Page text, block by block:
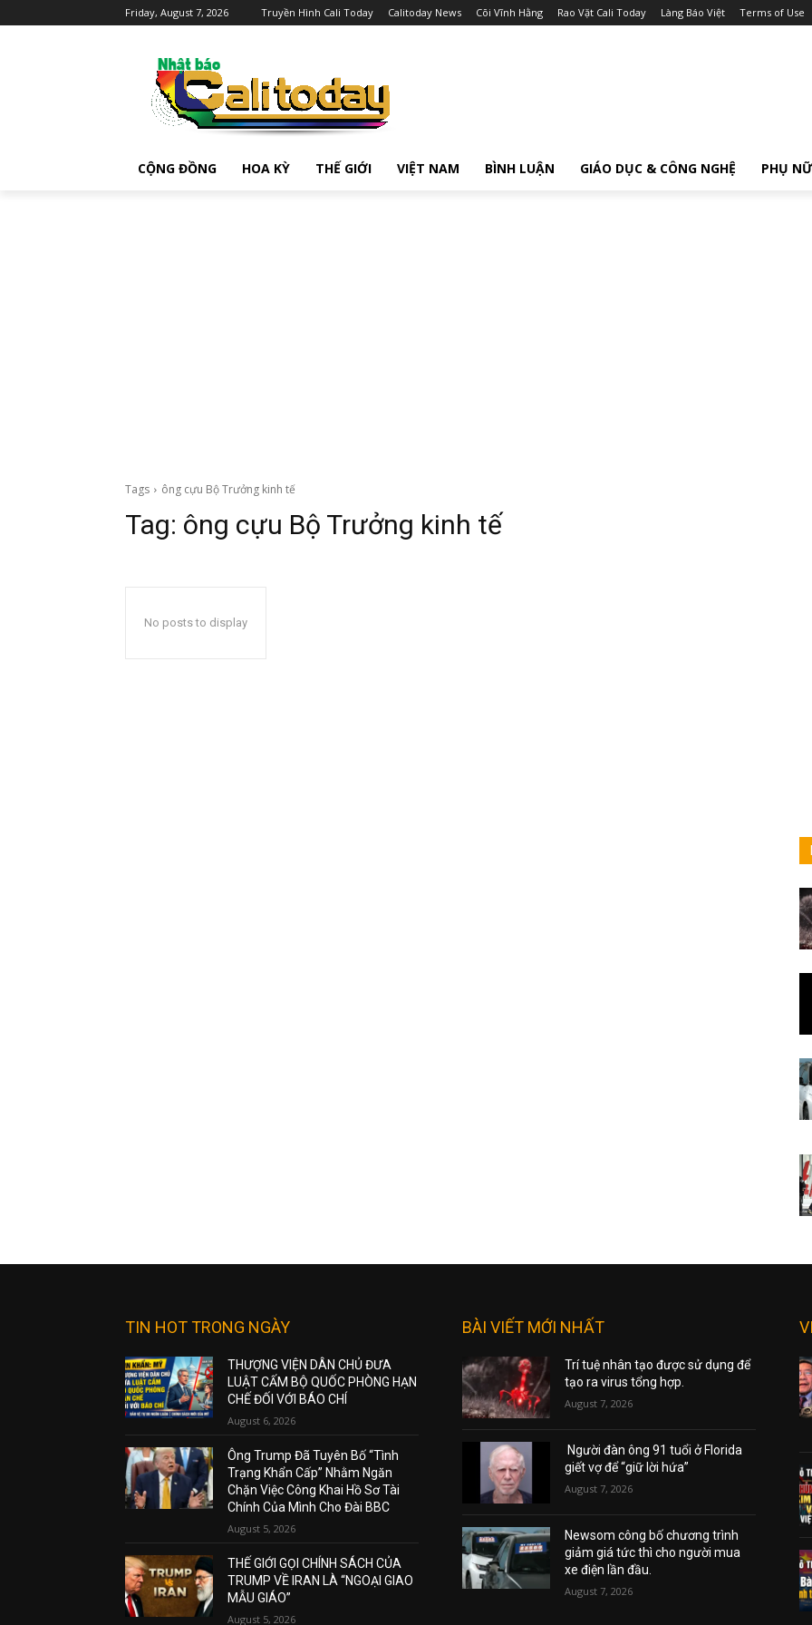
Friday, August 7, 2026 Truyền Hình Cali Today Calitoday News Cõi Vĩnh Hằng Rao Vặt Cali Today Làng Báo Việt Terms of Use
CỘNG ĐỒNG HOA KỲ THẾ GIỚI VIỆT NAM BÌNH LUẬN GIÁO DỤC & CÔNG NGHỆ PHỤ NỮ
Tags ông cựu Bộ Trưởng kinh tế
Tag: ông cựu Bộ Trưởng kinh tế
No posts to display
TIN HOT TRONG NGÀY
THƯỢNG VIỆN DÂN CHỦ ĐƯA
LUẬT CẤM BỘ QUỐC PHÒNG HẠN
CHẾ ĐỐI VỚI BÁO CHÍ
August 6, 2026
Ông Trump Đã Tuyên Bố “Tình
Trạng Khẩn Cấp” Nhằm Ngăn
Chặn Việc Công Khai Hồ Sơ Tài
Chính Của Mình Cho Đài BBC
August 5, 2026
THẾ GIỚI GỌI CHÍNH SÁCH CỦA
TRUMP VỀ IRAN LÀ “NGOẠI GIAO
MẪU GIÁO”
August 5, 2026
BÀI VIẾT MỚI NHẤT
Trí tuệ nhân tạo được sử dụng để
tạo ra virus tổng hợp.
August 7, 2026
Người đàn ông 91 tuổi ở Florida
giết vợ để “giữ lời hứa”
August 7, 2026
Newsom công bố chương trình
giảm giá tức thì cho người mua
xe điện lần đầu.
August 7, 2026